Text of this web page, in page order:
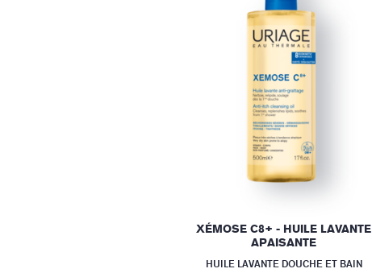
XÉMOSE C8+ - HUILE LAVANTE
APAISANTE
HUILE LAVANTE DOUCHE ET BAIN